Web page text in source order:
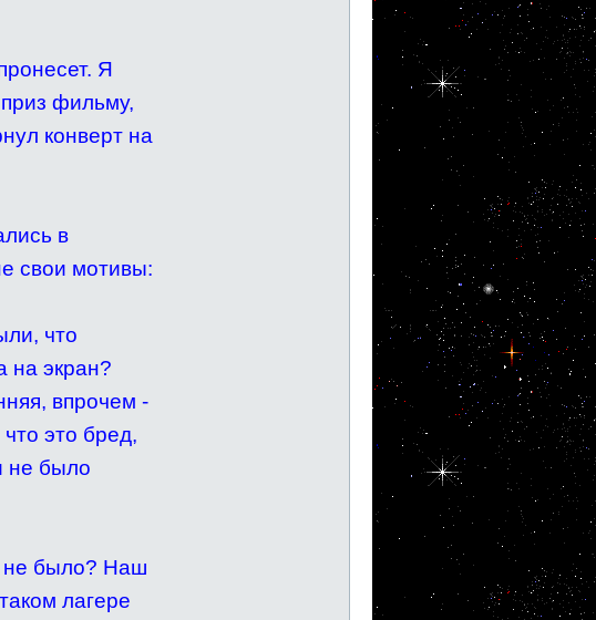
Я
фильму,
конверт на
в
свои мотивы:
что
на экран?
впрочем -
это бред,
не было
не было? Наш
лагере